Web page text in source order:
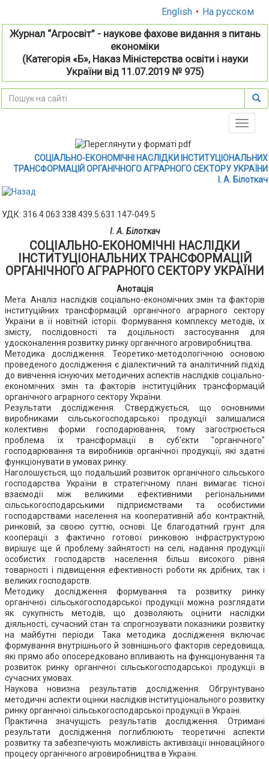
English • На русском
Журнал “Агросвіт” - наукове фахове видання з питань
економіки
(Категорія «Б», Наказ Міністерства освіти і науки
України від 11.07.2019 № 975)
Toggle
СОЦІАЛЬНО-ЕКОНОМІЧНІ НАСЛІДКИ ІНСТИТУЦІОНАЛЬНИХ
ТРАНСФОРМАЦІЙ ОРГАНІЧНОГО АГРАРНОГО СЕКТОРУ УКРАЇНИ
І. А. Білоткач
УДК: 316.4.063:338.439.5:631.147-049.5
І. А. Білоткач
СОЦІАЛЬНО-ЕКОНОМІЧНІ НАСЛІДКИ
ІНСТИТУЦІОНАЛЬНИХ ТРАНСФОРМАЦІЙ
ОРГАНІЧНОГО АГРАРНОГО СЕКТОРУ УКРАЇНИ
Анотація
Мета. Аналіз наслідків соціально-економічних змін та факторів
інституційних трансформацій органічного аграрного сектору
України в її новітній історії. Формування комплексу методів, їх
змісту, послідовності та доцільності застосування для
удосконалення розвитку ринку органічного агровиробництва.
Методика дослідження. Теоретико-методологічною основою
проведеного дослідження є діалектичний та аналітичний підхід
до вивчення існуючих методичних аспектів наслідків соціально-
економічних змін та факторів інституційних трансформацій
органічного аграрного сектору України.
Результати дослідження. Стверджується, що основними
виробниками сільськогосподарської продукції залишалися
колективні форми господарювання, тому загострюється
проблема їх трансформації в суб'єкти "органічного"
господарювання та виробників органічної продукції, які здатні
функціонувати в умовах ринку.
Наголошується, що подальший розвиток органічного сільського
господарства України в стратегічному плані вимагає тісної
взаємодії між великими ефективними регіональними
сільськогосподарськими підприємствами та особистими
господарствами населення на кооперативній або контрактній,
ринковій, за своєю суттю, основі. Це благодатний грунт для
кооперації з фактично готової ринковою інфраструктурою
вирішує ще й проблему зайнятості на селі, надання продукції
особистих господарств населення більш високого рівня
товарності і підвищення ефективності роботи як дрібних, так і
великих господарств.
Методику дослідження формування та розвитку ринку
органічної сільськогосподарської продукції можна розглядати
як сукупність методів, що дозволяють оцінити наслідки
діяльності, сучасний стан та спрогнозувати показники розвитку
на майбутні періоди. Така методика дослідження включає
формування внутрішнього й зовнішнього факторів середовища,
які прямо або опосередковано впливають на функціонування та
розвиток ринку органічної сільськогосподарської продукції в
сучасних умовах.
Наукова новизна результатів дослідження. Обгрунтувано
методичні аспекти оцінки наслідків інституціонального розвитку
ринку органічної сільськогосподарської продукції в Україні.
Практична значущість результатів дослідження. Отримані
результати дослідження поглиблюють теоретичні аспекти
розвитку та забезпечують можливість активізації інноваційного
процесу органічного агровиробництва в Україні.